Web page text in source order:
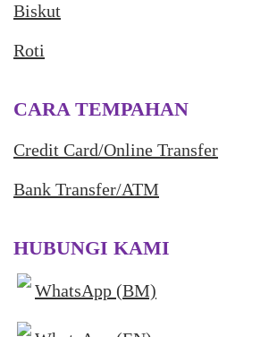
Biskut
Roti
CARA TEMPAHAN
Credit Card/Online Transfer
Bank Transfer/ATM
HUBUNGI KAMI
WhatsApp (BM)